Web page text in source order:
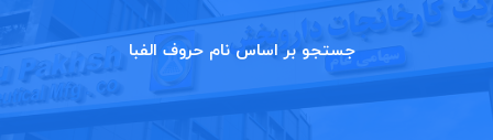
جستجو بر اساس نام حروف الفبا